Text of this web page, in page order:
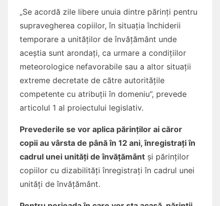
„Se acordă zile libere unuia dintre părinți pentru
supravegherea copiilor, în situația închiderii
temporare a unităților de învățământ unde
aceștia sunt arondați, ca urmare a condițiilor
meteorologice nefavorabile sau a altor situații
extreme decretate de către autoritățile
competente cu atribuții în domeniu”, prevede
articolul 1 al proiectului legislativ.
Prevederile se vor aplica părinților ai căror
copii au vârsta de până în 12 ani, înregistrați în
cadrul unei unități de învățământ și părinților
copiilor cu dizabilități înregistrați în cadrul unei
unități de învățământ.